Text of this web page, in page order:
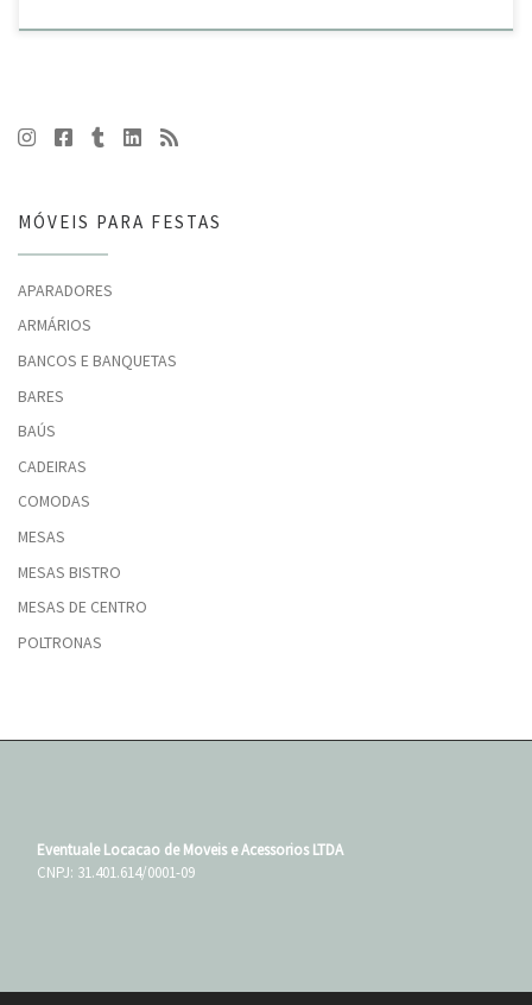
MÓVEIS PARA FESTAS
APARADORES
ARMÁRIOS
BANCOS E BANQUETAS
BARES
BAÚS
CADEIRAS
COMODAS
MESAS
MESAS BISTRO
MESAS DE CENTRO
POLTRONAS
Eventuale Locacao de Moveis e Acessorios LTDA
CNPJ: 31.401.614/0001-09